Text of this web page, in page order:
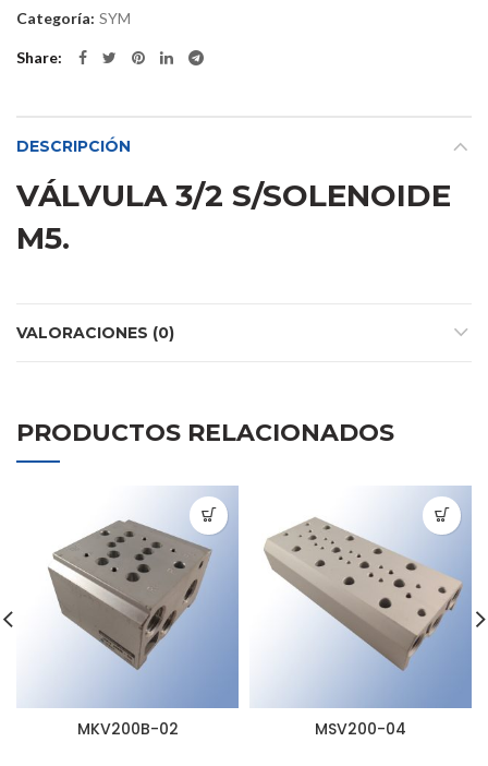
Categoría: SYM
Share
DESCRIPCIÓN
VÁLVULA 3/2 S/SOLENOIDE
M5.
VALORACIONES (0)
PRODUCTOS RELACIONADOS
MKV200B-02 MSV200-04